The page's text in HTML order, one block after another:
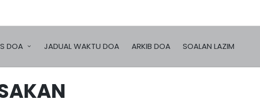
DOA JADUAL WAKTU DOA ARKIB DOA SOALAN LAZIM